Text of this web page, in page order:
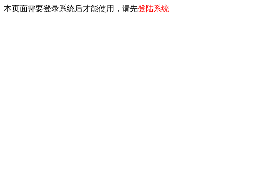
本页面需要登录系统后才能使用，请先登陆系统